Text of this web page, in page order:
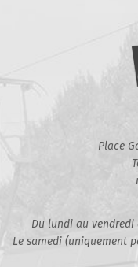
Place
Du lundi au vendredi
Le samedi (uniquement